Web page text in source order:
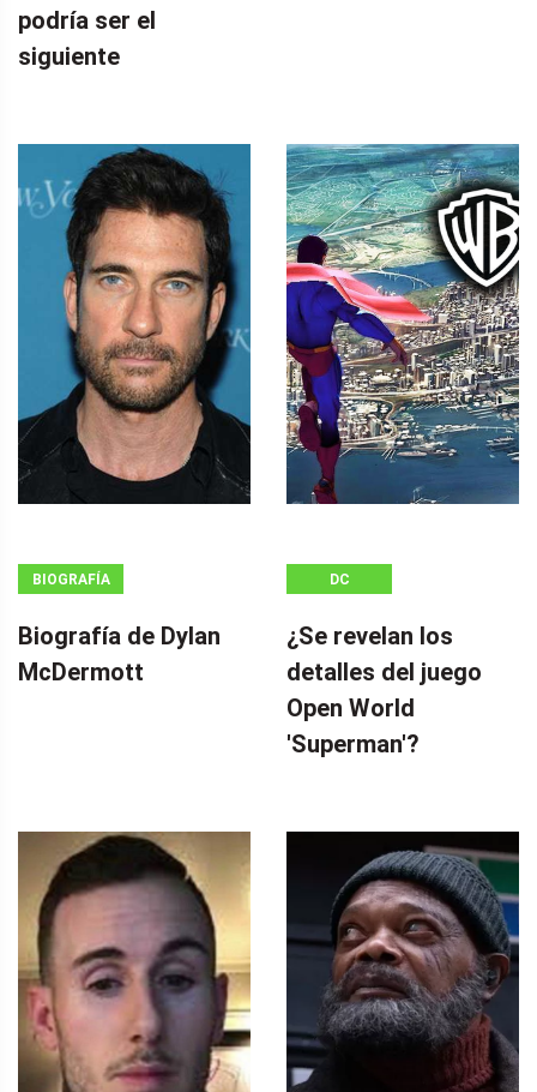
podría ser el
siguiente
BIOGRAFÍA
Biografía de Dylan
McDermott
DC
¿Se revelan los
detalles del juego
Open World
'Superman'?